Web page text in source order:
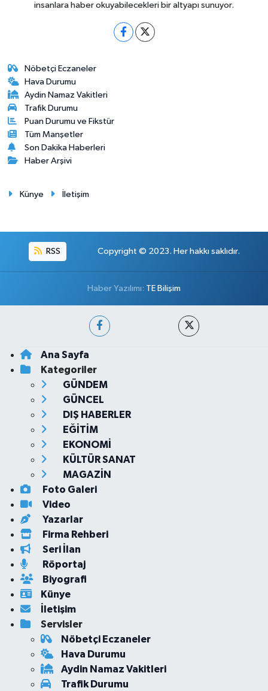
insanlara haber okuyabilecekleri bir altyapı sunuyor.
Nöbetçi Eczaneler
Hava Durumu
Aydin Namaz Vakitleri
Trafik Durumu
Puan Durumu ve Fikstür
Tüm Manşetler
Son Dakika Haberleri
Haber Arşivi
Künye İletişim
RSS Copyright © 2023. Her hakkı saklıdır.
Haber Yazılımı: TE Bilişim
Ana Sayfa
Kategoriler
GÜNDEM
GÜNCEL
DIŞ HABERLER
EĞİTİM
EKONOMİ
KÜLTÜR SANAT
MAGAZİN
Foto Galeri
Video
Yazarlar
Firma Rehberi
Seri İlan
Röportaj
Biyografi
Künye
İletişim
Servisler
Nöbetçi Eczaneler
Hava Durumu
Aydin Namaz Vakitleri
Trafik Durumu